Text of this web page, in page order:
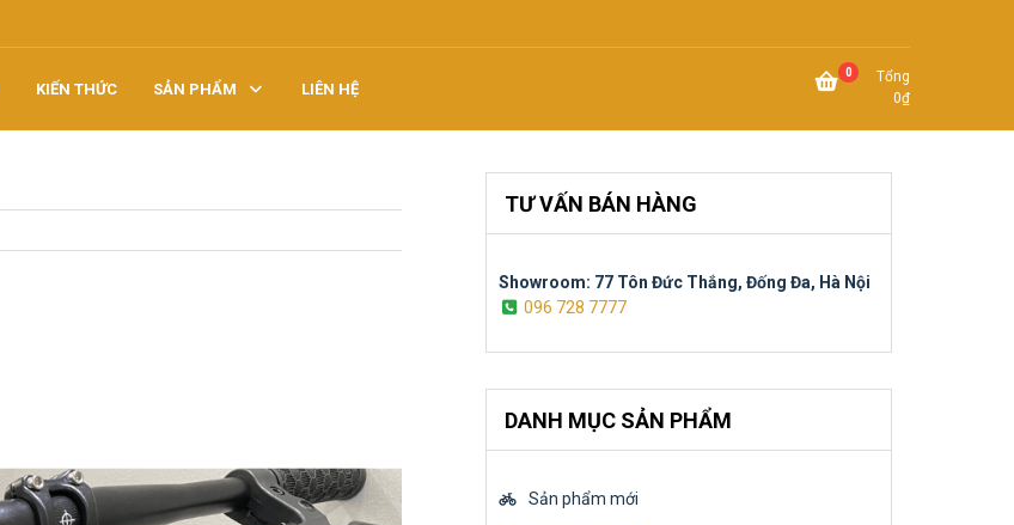
KIẾN THỨC SẢN PHẨM LIÊN HỆ
0
Tổng
0₫
TƯ VẤN BÁN HÀNG
Showroom: 77 Tôn Đức Thắng, Đống Đa, Hà Nội
096 728 7777
DANH MỤC SẢN PHẨM
Sản phẩm mới